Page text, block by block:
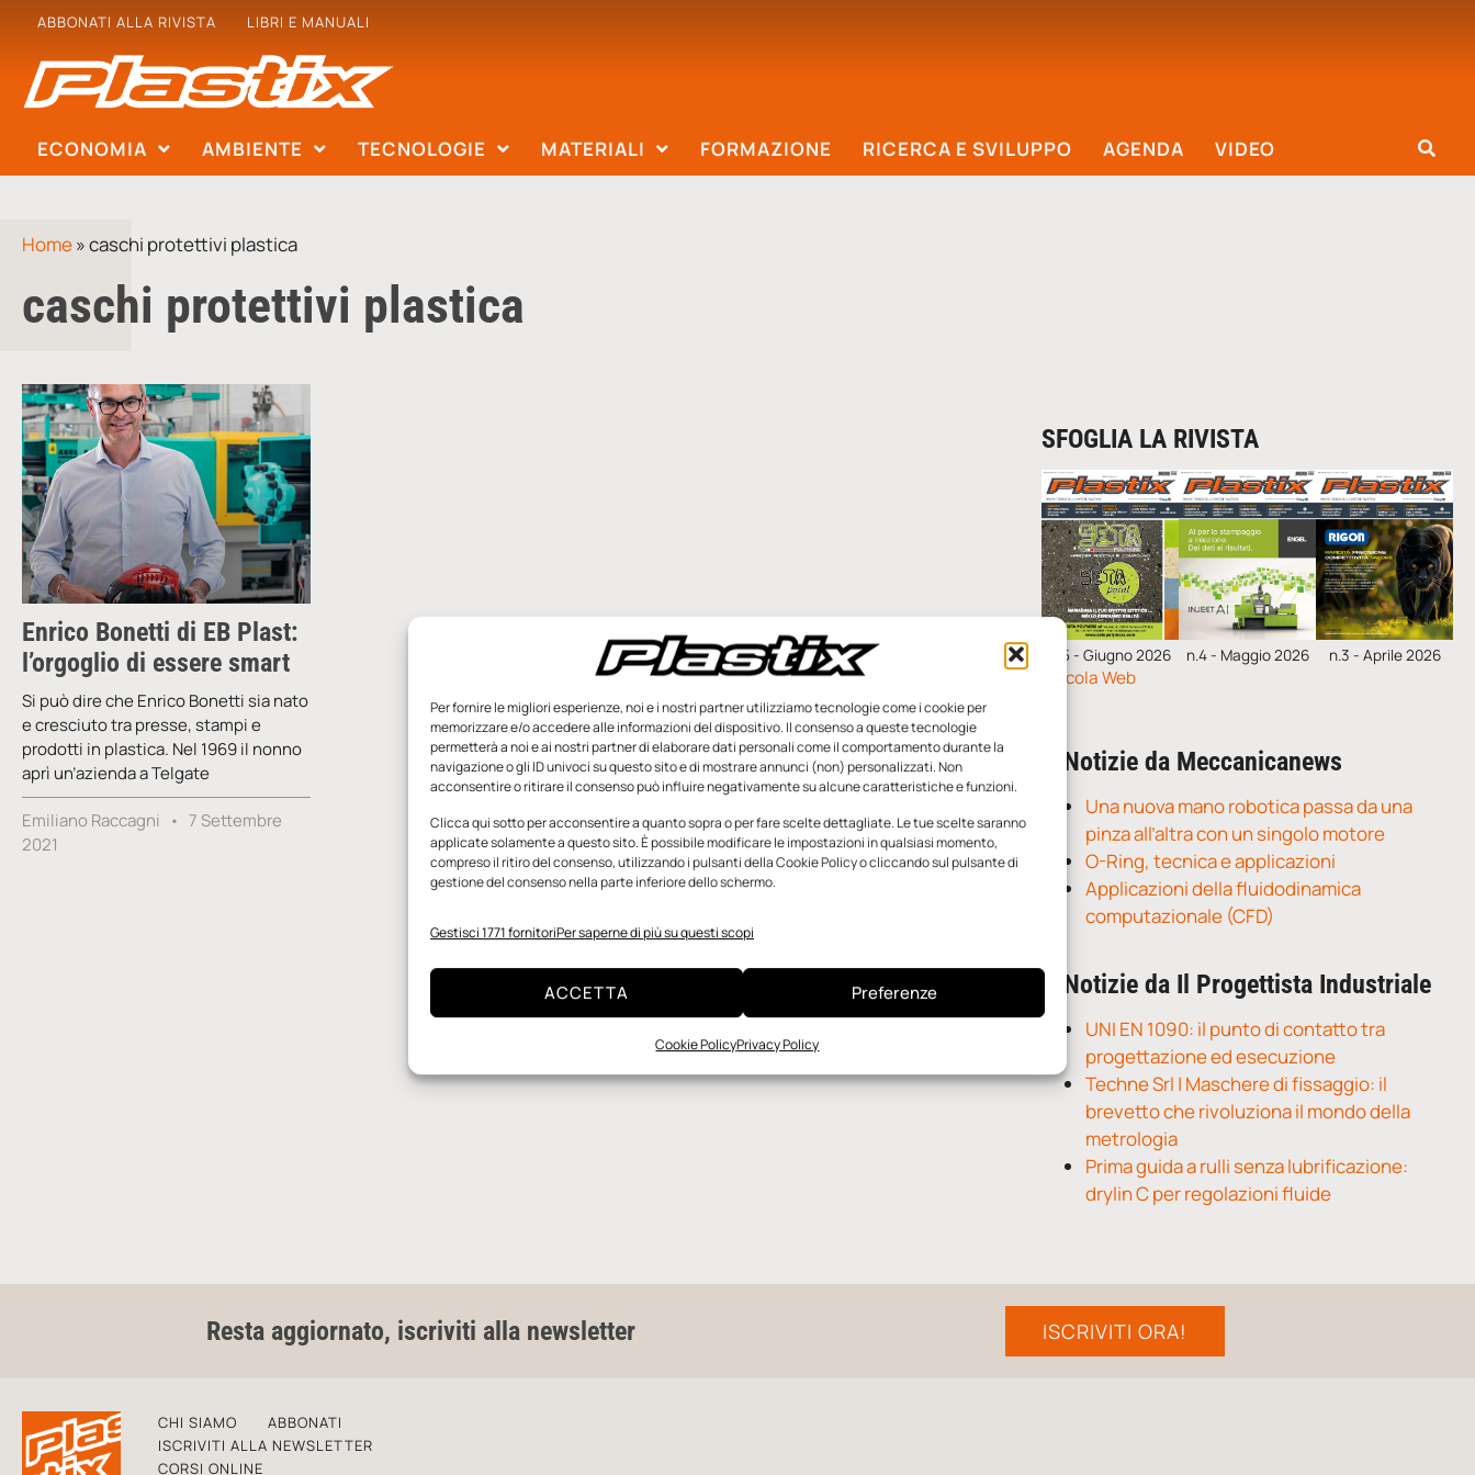
Per fornire le migliori esperienze, noi e i nostri partner utilizziamo tecnologie come i cookie per
memorizzare e/o accedere alle informazioni del dispositivo. Il consenso a queste tecnologie
permetterà a noi e ai nostri partner di elaborare dati personali come il comportamento durante la
navigazione o gli ID univoci su questo sito e di mostrare annunci (non) personalizzati. Non
acconsentire o ritirare il consenso può influire negativamente su alcune caratteristiche e funzioni.
Clicca qui sotto per acconsentire a quanto sopra o per fare scelte dettagliate. Le tue scelte saranno
applicate solamente a questo sito. È possibile modificare le impostazioni in qualsiasi momento,
compreso il ritiro del consenso, utilizzando i pulsanti della Cookie Policy o cliccando sul pulsante di
gestione del consenso nella parte inferiore dello schermo.
Gestisci 1771 fornitoriPer saperne di più su questi scopi
ACCETTA Preferenze
Cookie PolicyPrivacy Policy
ABBONATI ALLA RIVISTA LIBRI E MANUALI
ECONOMIA AMBIENTE TECNOLOGIE MATERIALI FORMAZIONE RICERCA E SVILUPPO AGENDA VIDEO
Home»caschi protettivi plastica
caschi protettivi plastica
Enrico Bonetti di EB Plast:
l’orgoglio di essere smart
Si può dire che Enrico Bonetti sia nato
e cresciuto tra presse, stampi e
prodotti in plastica. Nel 1969 il nonno
aprì un’azienda a Telgate
Emiliano Raccagni
7 Settembre
2021
SFOGLIA LA RIVISTA
n.5 - Giugno 2026 n.4 - Maggio 2026 n.3 - Aprile 2026
Edicola Web
Notizie da Meccanicanews
Una nuova mano robotica passa da una
pinza all’altra con un singolo motore
O-Ring, tecnica e applicazioni
Applicazioni della fluidodinamica
computazionale (CFD)
Notizie da Il Progettista Industriale
UNI EN 1090: il punto di contatto tra
progettazione ed esecuzione
Techne Srl | Maschere di fissaggio: il
brevetto che rivoluziona il mondo della
metrologia
Prima guida a rulli senza lubrificazione:
drylin C per regolazioni fluide
Resta aggiornato, iscriviti alla newsletter ISCRIVITI ORA!
CHI SIAMO
ABBONATI
ISCRIVITI ALLA NEWSLETTER
CORSI ONLINE